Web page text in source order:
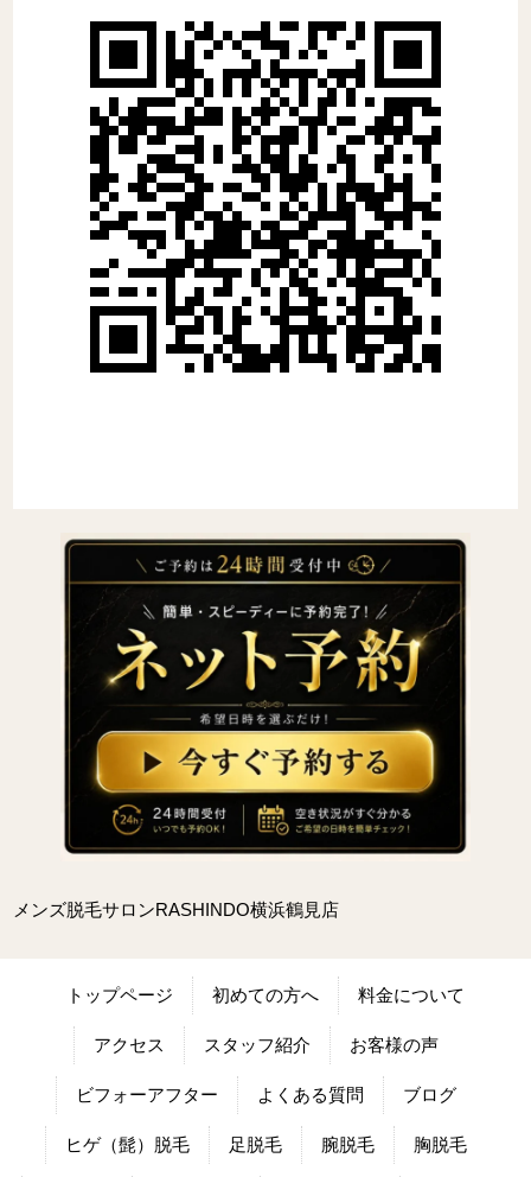
メンズ脱毛サロンRASHINDO横浜鶴見店
トップページ 初めての方へ 料金について
アクセス スタッフ紹介 お客様の声
ビフォーアフター よくある質問 ブログ
ヒゲ（髭）脱毛 足脱毛 腕脱毛 胸脱毛